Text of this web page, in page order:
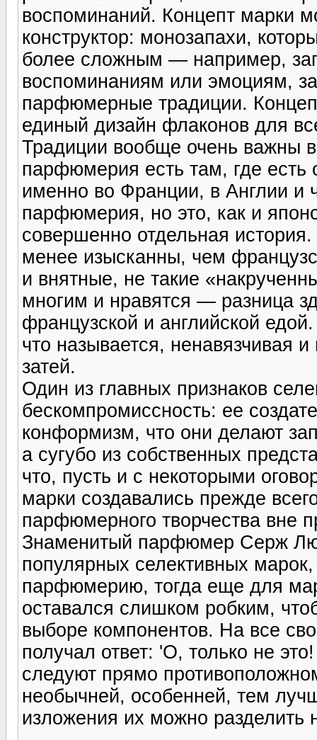
воспоминаний. Концепт марки
конструктор: монозапахи,
более сложным — например,
воспоминаниям или эмоциям,
парфюмерные традиции.
единый дизайн флаконов для
Традиции вообще очень важны
парфюмерия есть там, где
именно во Франции, в Англии и
парфюмерия, но это, как и
совершенно отдельная
менее изысканны, чем
и внятные, не такие
многим и нравятся — разница
французской и английской
что называется, ненавязчивая
затей.
Один из главных признаков
бескомпромиссность: ее
конформизм, что они делают
а сугубо из собственных
что, пусть и с некоторыми
марки создавались прежде
парфюмерного творчества вне
Знаменитый парфюмер Серж
популярных селективных
парфюмерию, тогда еще для
оставался слишком робким,
выборе компонентов. На все
получал ответ: 'О, только не
следуют прямо
необычней, особенней, тем
изложения их можно разделить